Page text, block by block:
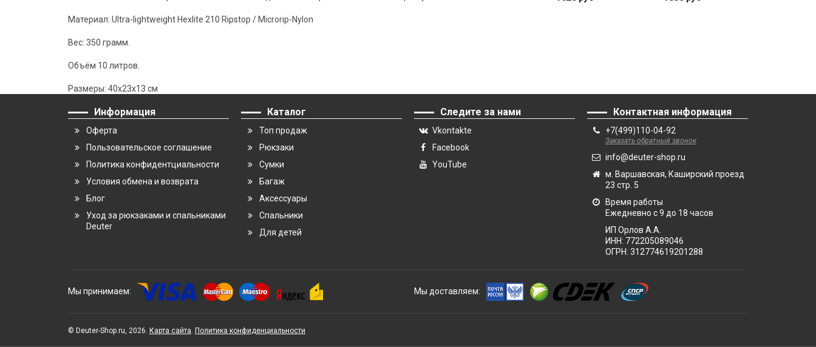
Материал: Ultra-lightweight Hexlite 210 Ripstop / Microrip-Nylon
Вес: 350 грамм.
Объём 10 литров.
Размеры: 40x23x13 см
Информация
Оферта
Пользовательское соглашение
Политика конфидентциальности
Условия обмена и возврата
Блог
Уход за рюкзаками и спальниками
Deuter
Каталог
Топ продаж
Рюкзаки
Сумки
Багаж
Аксессуары
Спальники
Для детей
Следите за нами
Vkontakte
Facebook
YouTube
Контактная информация
+7(499)110-04-92
Заказать обратный звонок
info@deuter-shop.ru
м. Варшавская, Каширский проезд
23 стр. 5
Время работы
Ежедневно с 9 до 18 часов
ИП Орлов А.А.
ИНН: 772205089046
ОГРН: 312774619201288
Мы принимаем: Мы доставляем:
© Deuter-Shop.ru, 2026. Карта сайта. Политика конфиденциальности